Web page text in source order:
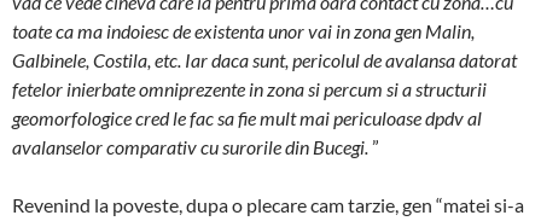
toate ca ma indoiesc de existenta unor vai in zona gen Malin,
Galbinele, Costila, etc. Iar daca sunt, pericolul de avalansa datorat
fetelor inierbate omniprezente in zona si percum si a structurii
geomorfologice cred le fac sa fie mult mai periculoase dpdv al
avalanselor comparativ cu surorile din Bucegi.”
Revenind la poveste, dupa o plecare cam tarzie, gen “matei si-a